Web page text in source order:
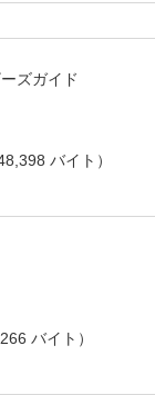
ズガイド
バイト）
バイト）